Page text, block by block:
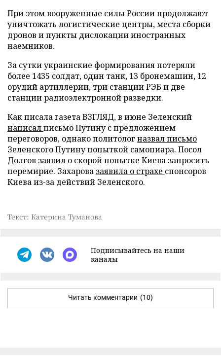
При этом вооруженные силы России продолжают
уничтожать логистические центры, места сборки
дронов и пункты дислокации иностранных
наемников.
За сутки украинские формирования потеряли
более 1435 солдат, один танк, 13 бронемашин, 12
орудий артиллерии, три станции РЭБ и две
станции радиоэлектронной разведки.
Как писала газета ВЗГЛЯД, в июне Зеленский
написалписьмо Путину с предложением
переговоров, однако политолог назвал письмо
Зеленского Путину попыткой самопиара. Посол
Долгов заявил о скорой попытке Киева запросить
перемирие. Захарова заявила о страхе спонсоров
Киева из-за действий Зеленского.
Текст: Катерина Туманова
Подписывайтесь на наши
каналы
Читать комментарии (10)